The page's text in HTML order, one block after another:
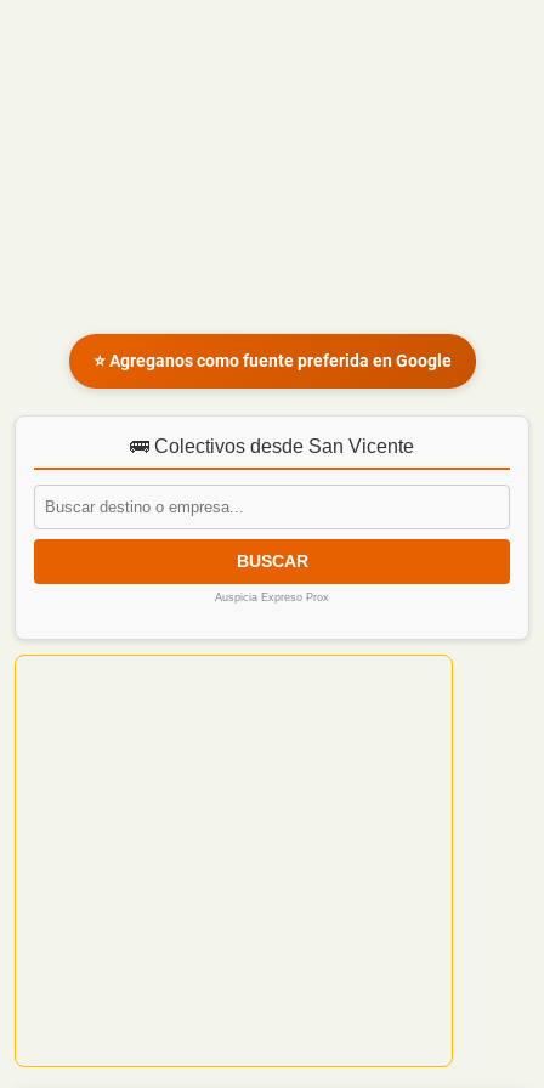
⭐ Agreganos como fuente preferida en Google
🚌 Colectivos desde San Vicente
BUSCAR
Auspicia Expreso Prox